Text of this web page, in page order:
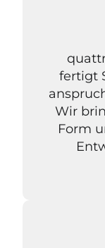
fertigt
Wir
Form